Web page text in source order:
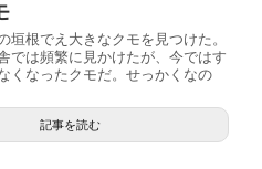
垣根でえ大きなクモを見つけた。
では頻繁に見かけたが、今ではす
くなったクモだ。せっかくなの
記事を読む